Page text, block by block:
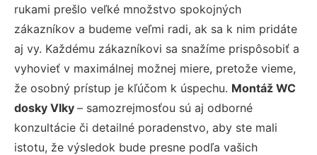
rukami prešlo veľké množstvo spokojných
zákazníkov a budeme veľmi radi, ak sa k nim pridáte
aj vy. Každému zákazníkovi sa snažíme prispôsobiť a
vyhovieť v maximálnej možnej miere, pretože vieme,
že osobný prístup je kľúčom k úspechu. Montáž WC
dosky Vlky – samozrejmosťou sú aj odborné
konzultácie či detailné poradenstvo, aby ste mali
istotu, že výsledok bude presne podľa vašich